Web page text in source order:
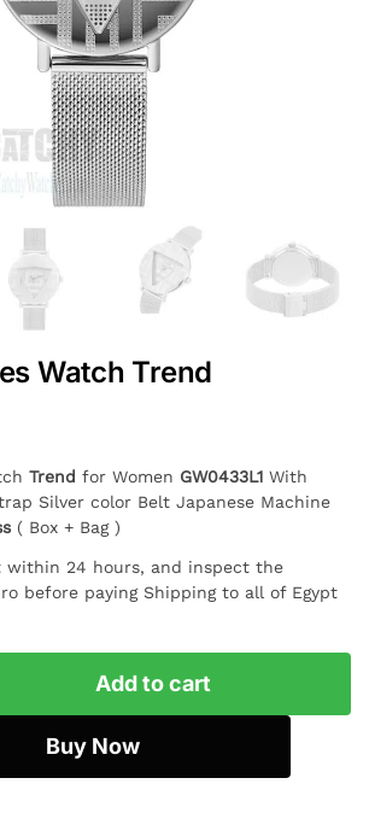
Watch Trend
Trend for Women GW0433L1 With
Silver color Belt Japanese Machine
( Box + Bag )
within 24 hours, and inspect the
before paying Shipping to all of Egypt
Add to cart
Buy Now